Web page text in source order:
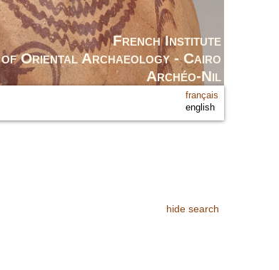
French Institute
of Oriental Archaeology - Cairo
Archéo-Nil
français
english
hide search